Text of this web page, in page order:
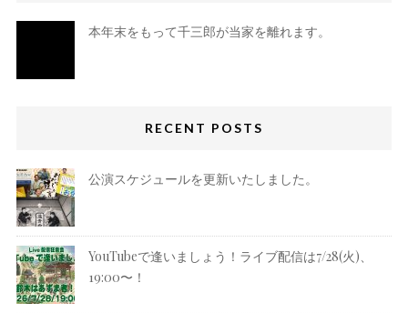
本年末をもって千三郎が当家を離れます。
RECENT POSTS
公演スケジュールを更新いたしました。
YouTubeで逢いましょう！ライブ配信は7/28(火)、
19:00〜！